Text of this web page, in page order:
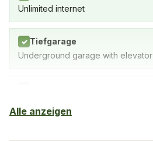
Unlimited internet
✓ Tiefgarage
Underground garage with elevator
Alle anzeigen